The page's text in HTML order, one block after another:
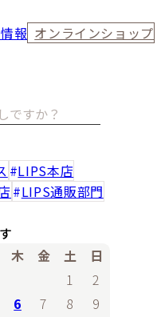
報 オンラインショップ
LIPS本店
LIPS通販部門
木 金 土
日
1
2
6 7 8
9